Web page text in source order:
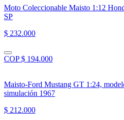
Moto Coleccionable Maisto 1:12
SP
$ 232.000
COP $ 194.000
Maisto-Ford Mustang GT 1:24,
simulación 1967
$ 212.000